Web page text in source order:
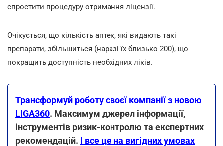
спростити процедуру отримання ліцензії.
Очікується, що кількість аптек, які видають такі
препарати, збільшиться (наразі їх близько 200), що
покращить доступність необхідних ліків.
Трансформуй роботу своєї компанії з новою
LIGA360. Максимум джерел інформації,
інструментів ризик-контролю та експертних
рекомендацій. І все це на вигідних умовах